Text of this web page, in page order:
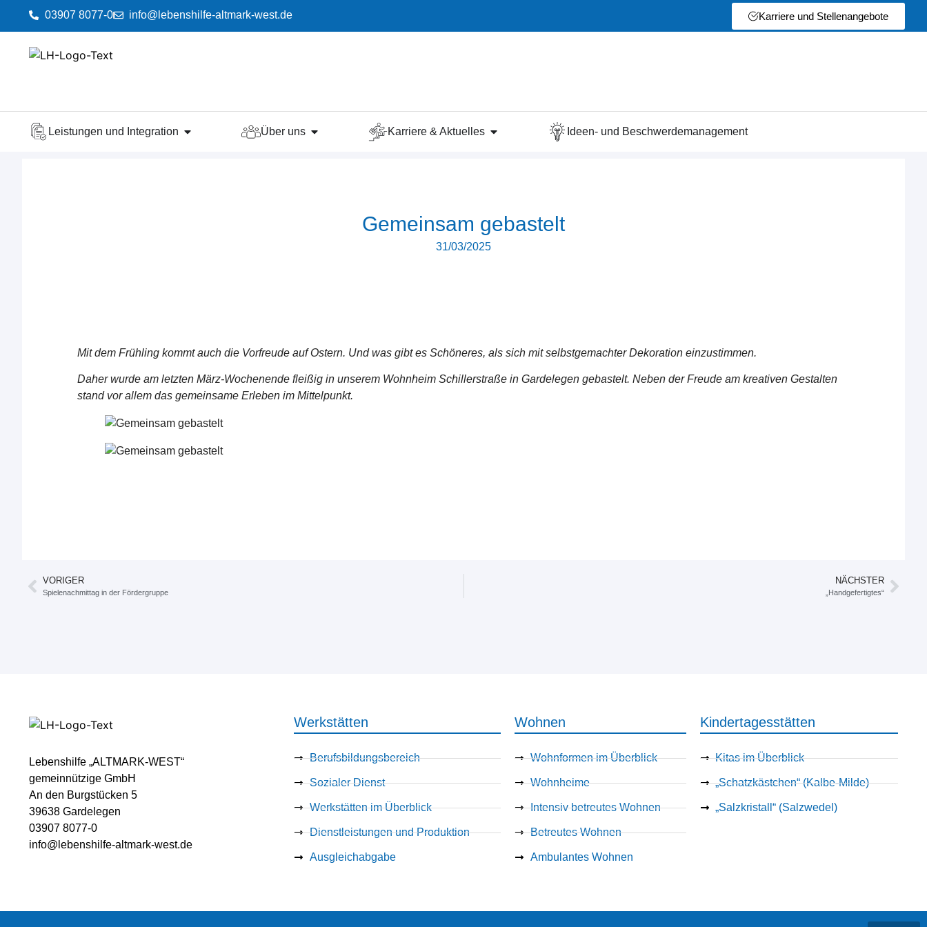
03907 8077-0 info@lebenshilfe-altmark-west.de Karriere und Stellenangebote
Leistungen und Integration Über uns Karriere & Aktuelles Ideen- und Beschwerdemanagement
Gemeinsam gebastelt
31/03/2025
Mit dem Frühling kommt auch die Vorfreude auf Ostern. Und was gibt es Schöneres, als sich mit selbstgemachter Dekoration einzustimmen.
Daher wurde am letzten März-Wochenende fleißig in unserem Wohnheim Schillerstraße in Gardelegen gebastelt. Neben der Freude am kreativen Gestalten
stand vor allem das gemeinsame Erleben im Mittelpunkt.
VORIGER
Spielenachmittag in der Fördergruppe
NÄCHSTER
„Handgefertigtes“
Lebenshilfe „ALTMARK-WEST“
gemeinnützige GmbH
An den Burgstücken 5
39638 Gardelegen
03907 8077-0
info@lebenshilfe-altmark-west.de
Werkstätten
Berufsbildungsbereich
Sozialer Dienst
Werkstätten im Überblick
Dienstleistungen und Produktion
Ausgleichabgabe
Wohnen
Wohnformen im Überblick
Wohnheime
Intensiv betreutes Wohnen
Betreutes Wohnen
Ambulantes Wohnen
Kindertagesstätten
Kitas im Überblick
„Schatzkästchen“ (Kalbe-Milde)
„Salzkristall“ (Salzwedel)